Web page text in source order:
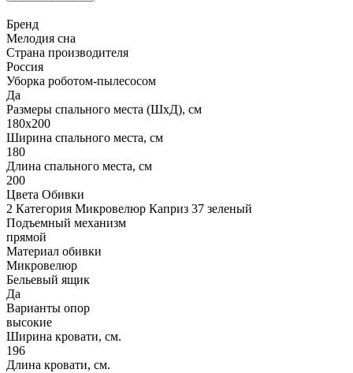
Бренд
Мелодия сна
Страна производителя
Россия
Уборка роботом-пылесосом
Да
Размеры спального места (ШхД), см
180х200
Ширина спального места, см
180
Длина спального места, см
200
Цвета Обивки
2 Категория Микровелюр Каприз 37 зеленый
Подъемный механизм
прямой
Материал обивки
Микровелюр
Бельевый ящик
Да
Варианты опор
высокие
Ширина кровати, см.
196
Длина кровати, см.